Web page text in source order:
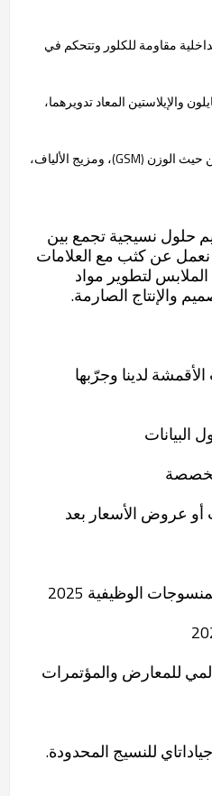
مقاومة للكلور وتتحكم في
والإيلاستين المعاد تدويرهما،
جميع الأقمشة قابلة للتخصيص من حيث الوزن (GSM)، ومزيج الألياف،
حلول نسيجية تجمع بين
نعمل عن كثب مع العلامات
لتطوير مواد
والإنتاج الصارمة.
لدينا وجرّبها
البيانات
أو عروض الأسعار بعد
الوظيفية 2025
للمعارض والمؤتمرات
للنسيج المحدودة.